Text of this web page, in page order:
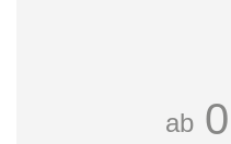
ab